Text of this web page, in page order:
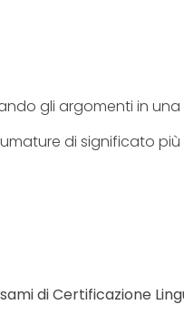
gli argomenti in
di significato più
di Certificazione